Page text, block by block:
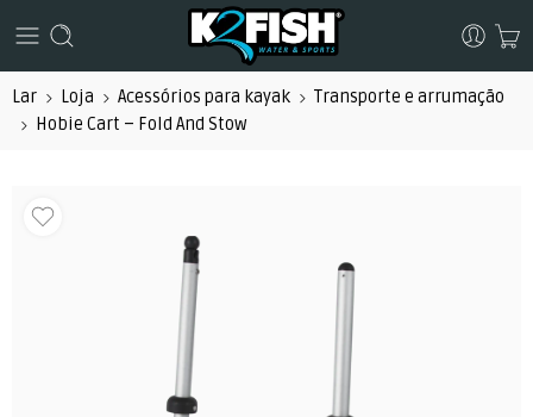
Lar Loja Acessórios para kayak
Transporte e arrumação
Hobie Cart – Fold And Stow